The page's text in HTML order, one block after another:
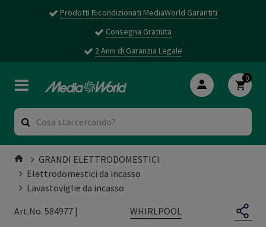
Prodotti Ricondizionati MediaWorld Garantiti
Consegna Gratuita
2 Anni di Garanzia Legale
0
GRANDI ELETTRODOMESTICI
Elettrodomestici da incasso
Lavastoviglie da incasso
Art.No. 584977 |
WHIRLPOOL